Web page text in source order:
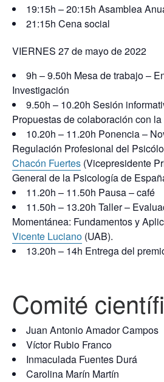
19:15h – 20:15h Asamblea
21:15h Cena social
VIERNES 27 de mayo de 2022
9h – 9.50h Mesa de trabajo –
Investigación
9.50h – 10.20h Sesión
Propuestas de colaboración con la
10.20h – 11.20h Ponencia –
Regulación Profesional del
Chacón Fuertes (Vicepresidente
General de la Psicología de
11.20h – 11.50h Pausa – café
11.50h – 13.20h Taller –
Momentánea: Fundamentos y
Vicente Luciano (UAB).
13.20h – 14h Entrega del
Comité
Juan Antonio Amador Campos
Víctor Rubio Franco
Inmaculada Fuentes Durá
Carolina Marín Martín